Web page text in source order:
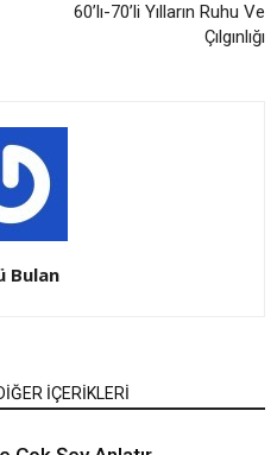
60’lı-70’li Yılların Ruhu Ve
Çılgınlığı
Bulan
İÇERİKLERİ